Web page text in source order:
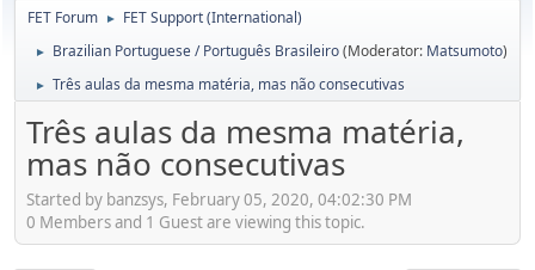
FET Forum ► FET Support (International)
► Brazilian Portuguese / Português Brasileiro(Moderator: Matsumoto)
► Três aulas da mesma matéria, mas não consecutivas
Três aulas da mesma matéria,
mas não consecutivas
Started by banzsys, February 05, 2020, 04:02:30 PM
0 Members and 1 Guest are viewing this topic.